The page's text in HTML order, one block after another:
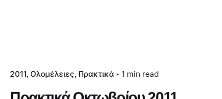
2011 Ολομέλειες Πρακτικά 1 min read